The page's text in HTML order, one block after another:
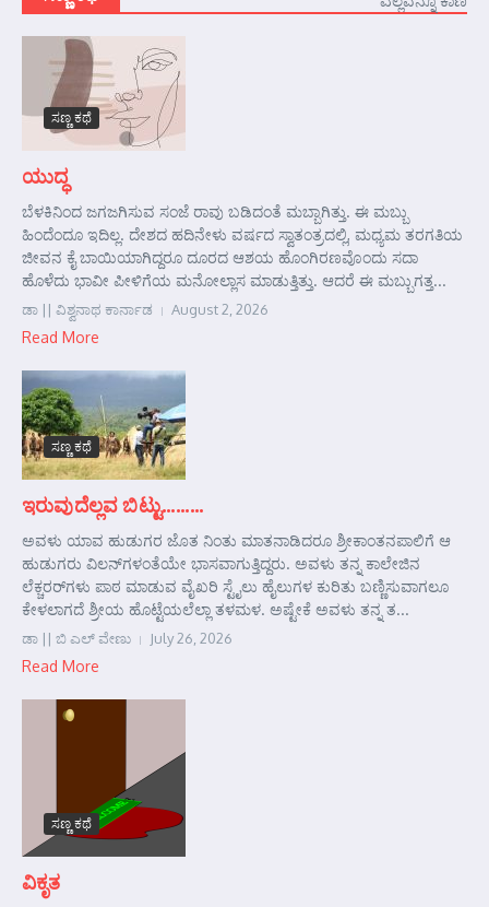
ಸಣ್ಣ ಕಥೆ
ಯುದ್ಧ
ಬೆಳಕಿನಿಂದ ಜಗಜಗಿಸುವ ಸಂಜೆ ರಾವು ಬಡಿದಂತೆ ಮಬ್ಬಾಗಿತ್ತು. ಈ ಮಬ್ಬು
ಹಿಂದೆಂದೂ ಇದಿಲ್ಲ. ದೇಶದ ಹದಿನೇಳು ವರ್ಷದ ಸ್ವಾತಂತ್ರದಲ್ಲಿ, ಮಧ್ಯಮ ತರಗತಿಯ
ಜೀವನ ಕೈ ಬಾಯಿಯಾಗಿದ್ದರೂ ದೂರದ ಆಶಯ ಹೊಂಗಿರಣವೊಂದು ಸದಾ
ಹೊಳೆದು ಭಾವೀ ಪೀಳಿಗೆಯ ಮನೋಲ್ಲಾಸ ಮಾಡುತ್ತಿತ್ತು. ಆದರೆ ಈ ಮಬ್ಬುಗತ್ತ...
ಡಾ || ವಿಶ್ವನಾಥ ಕಾರ್ನಾಡ August 2, 2026
Read More
ಸಣ್ಣ ಕಥೆ
ಇರುವುದೆಲ್ಲವ ಬಿಟ್ಟು………
ಅವಳು ಯಾವ ಹುಡುಗರ ಜೊತ ನಿಂತು ಮಾತನಾಡಿದರೂ ಶ್ರೀಕಾಂತನಪಾಲಿಗೆ ಆ
ಹುಡುಗರು ವಿಲನ್‌ಗಳಂತೆಯೇ ಭಾಸವಾಗುತ್ತಿದ್ದರು. ಅವಳು ತನ್ನ ಕಾಲೇಜಿನ
ಲೆಕ್ಚರರ್‌ಗಳು ಪಾಠ ಮಾಡುವ ವೈಖರಿ ಸ್ಟೈಲು ಹೈಲುಗಳ ಕುರಿತು ಬಣ್ಣಿಸುವಾಗಲೂ
ಕೇಳಲಾಗದೆ ಶ್ರೀಯ ಹೊಟ್ಟೆಯಲೆಲ್ಲಾ ತಳಮಳ. ಅಷ್ಟೇಕೆ ಅವಳು ತನ್ನ ತ...
ಡಾ || ಬಿ ಎಲ್ ವೇಣು July 26, 2026
Read More
ಸಣ್ಣ ಕಥೆ
ವಿಕೃತ